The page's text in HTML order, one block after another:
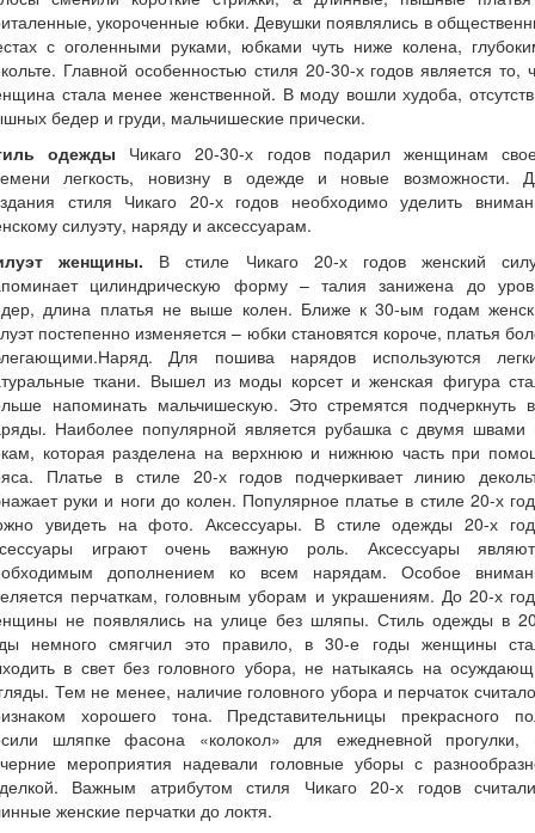
укороченные юбки. Девушки появлялись в
с оголенными руками, юбками чуть ниже колена,
Главной особенностью стиля 20-30-х годов является то,
стала менее женственной. В моду вошли худоба,
бедер и груди, мальчишеские прически.
одежды Чикаго 20-30-х годов подарил женщинам
легкость, новизну в одежде и новые возможности.
стиля Чикаго 20-х годов необходимо уделить
силуэту, наряду и аксессуарам.
женщины. В стиле Чикаго 20-х годов женский
цилиндрическую форму – талия занижена до
длина платья не выше колен. Ближе к 30-ым годам
постепенно изменяется – юбки становятся короче, платья
Для пошива нарядов используются
ткани. Вышел из моды корсет и женская фигура
напоминать мальчишескую. Это стремятся подчеркнуть
Наиболее популярной является рубашка с двумя швами
которая разделена на верхнюю и нижнюю часть при
Платье в стиле 20-х годов подчеркивает линию
руки и ноги до колен. Популярное платье в стиле 20-х
увидеть на фото. Аксессуары. В стиле одежды 20-х
играют очень важную роль. Аксессуары
дополнением ко всем нарядам. Особое
перчаткам, головным уборам и украшениям. До 20-х
не появлялись на улице без шляпы. Стиль одежды в
немного смягчил это правило, в 30-е годы женщины
в свет без головного убора, не натыкаясь на
Тем не менее, наличие головного убора и перчаток
хорошего тона. Представительницы прекрасного
шляпке фасона «колокол» для ежедневной прогулки,
мероприятия надевали головные уборы с
Важным атрибутом стиля Чикаго 20-х годов
женские перчатки до локтя.